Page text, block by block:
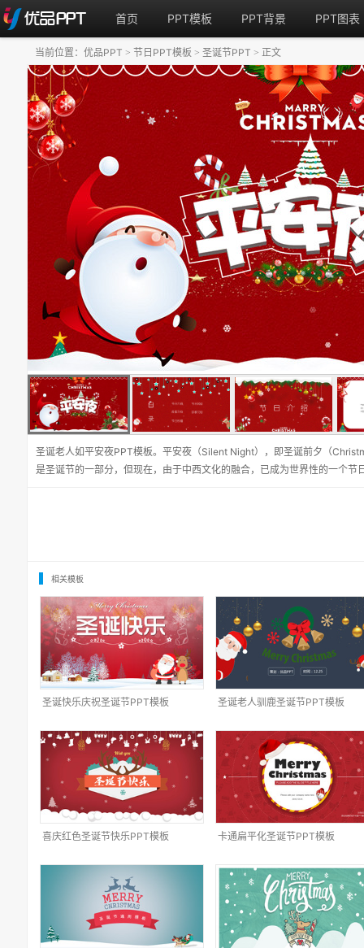
首页 PPT模板 PPT背景 PPT图表
圣诞老人如平安夜PPT模板。平安夜（Silent Night），即圣诞前夕（
是圣诞节的一部分，但现在，由于中西文化的融合，已成为世界性的一个节
当前位置： 优品PPT > 节日PPT模板 > 圣诞节PPT > 正文
相关模板
圣诞快乐庆祝圣诞节PPT模板 圣诞老人驯鹿圣诞节PPT模板
喜庆红色圣诞节快乐PPT模板 卡通扁平化圣诞节PPT模板